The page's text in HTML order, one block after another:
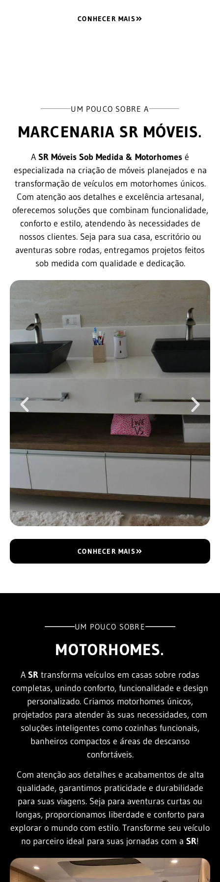
CONHECER MAIS
UM POUCO SOBRE A
MARCENARIA SR MÓVEIS.
A SR Móveis Sob Medida & Motorhomes é
especializada na criação de móveis planejados e na
transformação de veículos em motorhomes únicos.
Com atenção aos detalhes e excelência artesanal,
oferecemos soluções que combinam funcionalidade,
conforto e estilo, atendendo às necessidades de
nossos clientes. Seja para sua casa, escritório ou
aventuras sobre rodas, entregamos projetos feitos
sob medida com qualidade e dedicação.
CONHECER MAIS
UM POUCO SOBRE
MOTORHOMES.
A SR transforma veículos em casas sobre rodas
completas, unindo conforto, funcionalidade e design
personalizado. Criamos motorhomes únicos,
projetados para atender às suas necessidades, com
soluções inteligentes como cozinhas funcionais,
banheiros compactos e áreas de descanso
confortáveis.
Com atenção aos detalhes e acabamentos de alta
qualidade, garantimos praticidade e durabilidade
para suas viagens. Seja para aventuras curtas ou
longas, proporcionamos liberdade e conforto para
explorar o mundo com estilo. Transforme seu veículo
no parceiro ideal para suas jornadas com a SR!